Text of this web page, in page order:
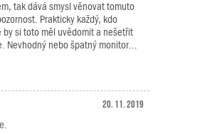
tak dává smysl věnovat tomuto
Prakticky každý, kdo
by si toto měl uvědomit a nešetřit
Nevhodný nebo špatný monitor...
20. 11. 2019